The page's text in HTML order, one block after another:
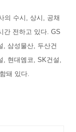
의 수시, 상시, 공채
간 전하고 있다. GS
, 삼성물산, 두산건
현대엠코, SK건설,
돼 있다.